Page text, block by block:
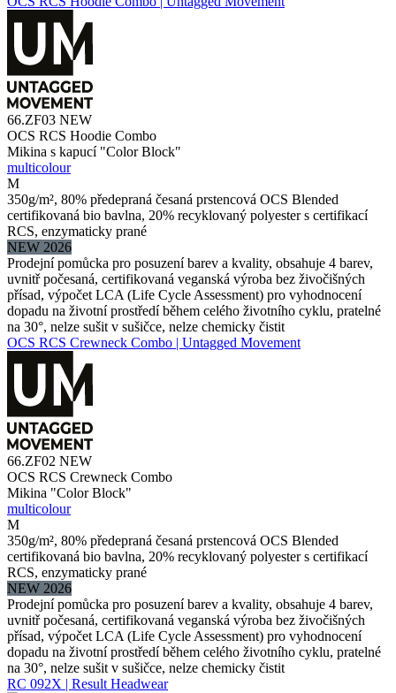
66.ZF03 NEW
OCS RCS Hoodie Combo
Mikina s kapucí "Color Block"
multicolour
M
350g/m², 80% předepraná česaná prstencová OCS Blended
certifikovaná bio bavlna, 20% recyklovaný polyester s certifikací
RCS, enzymaticky prané
NEW 2026
Prodejní pomůcka pro posuzení barev a kvality, obsahuje 4 barev,
uvnitř počesaná, certifikovaná veganská výroba bez živočišných
přísad, výpočet LCA (Life Cycle Assessment) pro vyhodnocení
dopadu na životní prostředí během celého životního cyklu, pratelné
na 30°, nelze sušit v sušičce, nelze chemicky čistit
OCS RCS Crewneck Combo | Untagged Movement
66.ZF02 NEW
OCS RCS Crewneck Combo
Mikina "Color Block"
multicolour
M
350g/m², 80% předepraná česaná prstencová OCS Blended
certifikovaná bio bavlna, 20% recyklovaný polyester s certifikací
RCS, enzymaticky prané
NEW 2026
Prodejní pomůcka pro posuzení barev a kvality, obsahuje 4 barev,
uvnitř počesaná, certifikovaná veganská výroba bez živočišných
přísad, výpočet LCA (Life Cycle Assessment) pro vyhodnocení
dopadu na životní prostředí během celého životního cyklu, pratelné
na 30°, nelze sušit v sušičce, nelze chemicky čistit
RC 092X | Result Headwear